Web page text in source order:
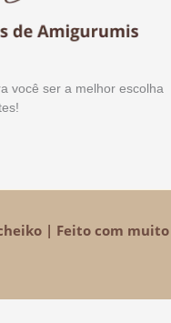
você ser a melhor escolha
| Feito com muito